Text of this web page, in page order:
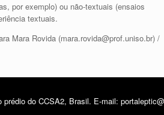
por exemplo) ou não-textuais (ensaios
textuais.
Mara Rovida (mara.rovida@prof.uniso.br) /
do CCSA2, Brasil. E-mail: